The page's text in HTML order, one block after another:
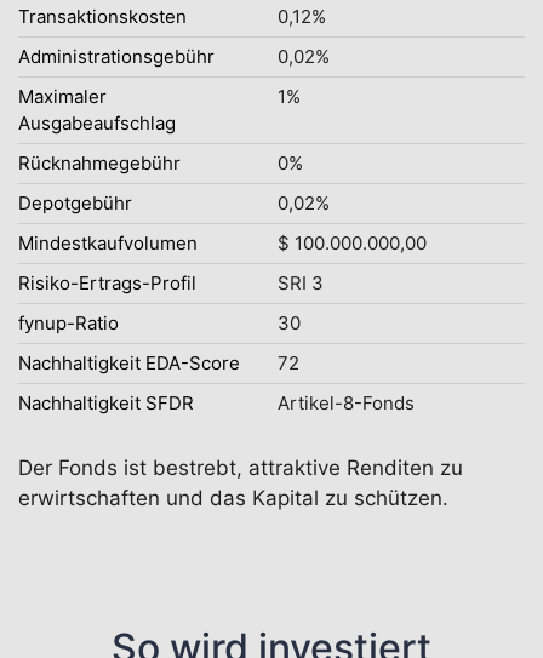
Transaktionskosten
0,12%
Administrationsgebühr
0,02%
Maximaler
Ausgabeaufschlag
1%
Rücknahmegebühr
0%
Depotgebühr
0,02%
Mindestkaufvolumen
$ 100.000.000,00
Risiko-Ertrags-Profil
SRI 3
fynup-Ratio
30
Nachhaltigkeit EDA-Score
72
Nachhaltigkeit SFDR
Artikel-8-Fonds
Der Fonds ist bestrebt, attraktive Renditen zu
erwirtschaften und das Kapital zu schützen.
So wird investiert